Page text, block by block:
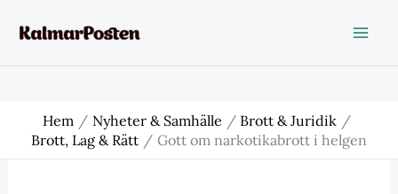
Hem Nyheter & Samhälle
Brott & Juridik
Brott, Lag & Rätt
Gott om narkotikabrott i helgen